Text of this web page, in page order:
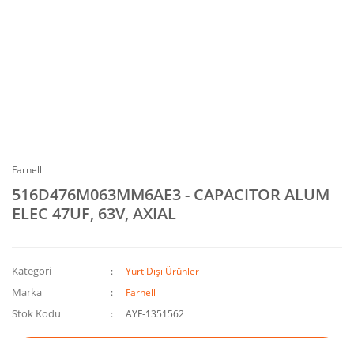
Farnell
516D476M063MM6AE3 - CAPACITOR ALUM
ELEC 47UF, 63V, AXIAL
Kategori Yurt Dışı Ürünler
Marka Farnell
Stok Kodu AYF-1351562